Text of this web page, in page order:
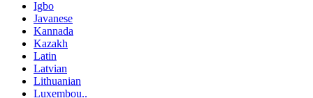
Igbo
Javanese
Kannada
Kazakh
Latin
Latvian
Lithuanian
Luxembou..